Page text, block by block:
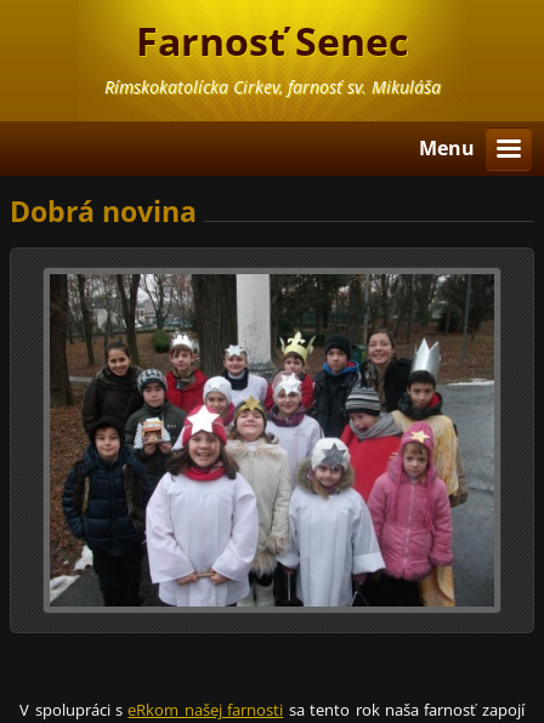
Farnosť Senec
Rímskokatolícka Cirkev, farnosť sv. Mikuláša
Menu
Dobrá novina
V spolupráci seRkom našej farnosti sa tento rok naša farnosť zapojí